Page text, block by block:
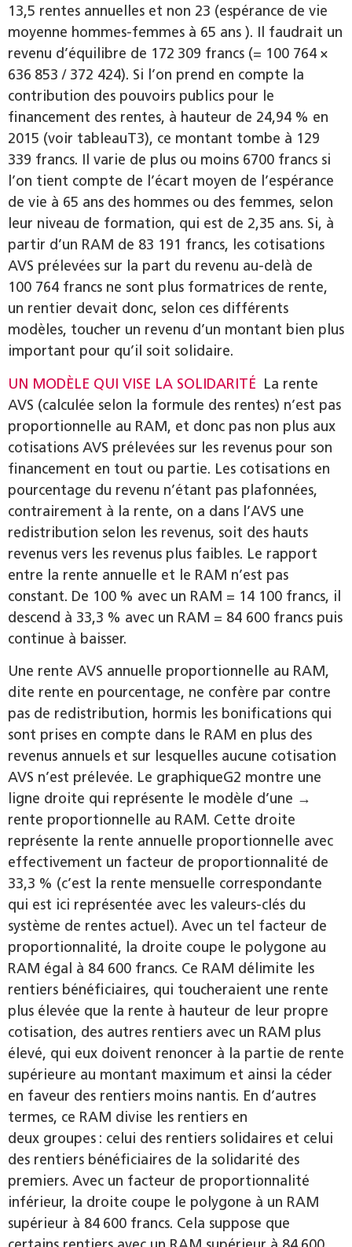
13,5 rentes annuelles et non 23 (espérance de vie
moyenne hommes-femmes à 65 ans ). Il faudrait un
revenu d’équilibre de 172 309 francs (= 100 764 ×
636 853 / 372 424). Si l’on prend en compte la
contribution des pouvoirs publics pour le
financement des rentes, à hauteur de 24,94 % en
2015 (voir tableauT3), ce montant tombe à 129
339 francs. Il varie de plus ou moins 6700 francs si
l’on tient compte de l’écart moyen de l’espérance
de vie à 65 ans des hommes ou des femmes, selon
leur niveau de formation, qui est de 2,35 ans. Si, à
partir d’un RAM de 83 191 francs, les cotisations
AVS prélevées sur la part du revenu au-delà de
100 764 francs ne sont plus formatrices de rente,
un rentier devait donc, selon ces différents
modèles, toucher un revenu d’un montant bien plus
important pour qu’il soit solidaire.
UN MODÈLE QUI VISE LA SOLIDARITÉ La rente
AVS (calculée selon la formule des rentes) n’est pas
proportionnelle au RAM, et donc pas non plus aux
cotisations AVS prélevées sur les revenus pour son
financement en tout ou partie. Les cotisations en
pourcentage du revenu n’étant pas plafonnées,
contrairement à la rente, on a dans l’AVS une
redistribution selon les revenus, soit des hauts
revenus vers les revenus plus faibles. Le rapport
entre la rente annuelle et le RAM n’est pas
constant. De 100 % avec un RAM = 14 100 francs, il
descend à 33,3 % avec un RAM = 84 600 francs puis
continue à baisser.
Une rente AVS annuelle proportionnelle au RAM,
dite rente en pourcentage, ne confère par contre
pas de redistribution, hormis les bonifications qui
sont prises en compte dans le RAM en plus des
revenus annuels et sur lesquelles aucune cotisation
AVS n’est prélevée. Le graphiqueG2 montre une
ligne droite qui représente le modèle d’une →
rente proportionnelle au RAM. Cette droite
représente la rente annuelle proportionnelle avec
effectivement un facteur de proportionnalité de
33,3 % (c’est la rente mensuelle correspondante
qui est ici représentée avec les valeurs-clés du
système de rentes actuel). Avec un tel facteur de
proportionnalité, la droite coupe le polygone au
RAM égal à 84 600 francs. Ce RAM délimite les
rentiers bénéficiaires, qui toucheraient une rente
plus élevée que la rente à hauteur de leur propre
cotisation, des autres rentiers avec un RAM plus
élevé, qui eux doivent renoncer à la partie de rente
supérieure au montant maximum et ainsi la céder
en faveur des rentiers moins nantis. En d’autres
termes, ce RAM divise les rentiers en
deux groupes : celui des rentiers solidaires et celui
des rentiers bénéficiaires de la solidarité des
premiers. Avec un facteur de proportionnalité
inférieur, la droite coupe le polygone à un RAM
supérieur à 84 600 francs. Cela suppose que